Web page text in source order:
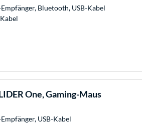
Bluetooth, USB-Kabel
One, Gaming-Maus
USB-Kabel